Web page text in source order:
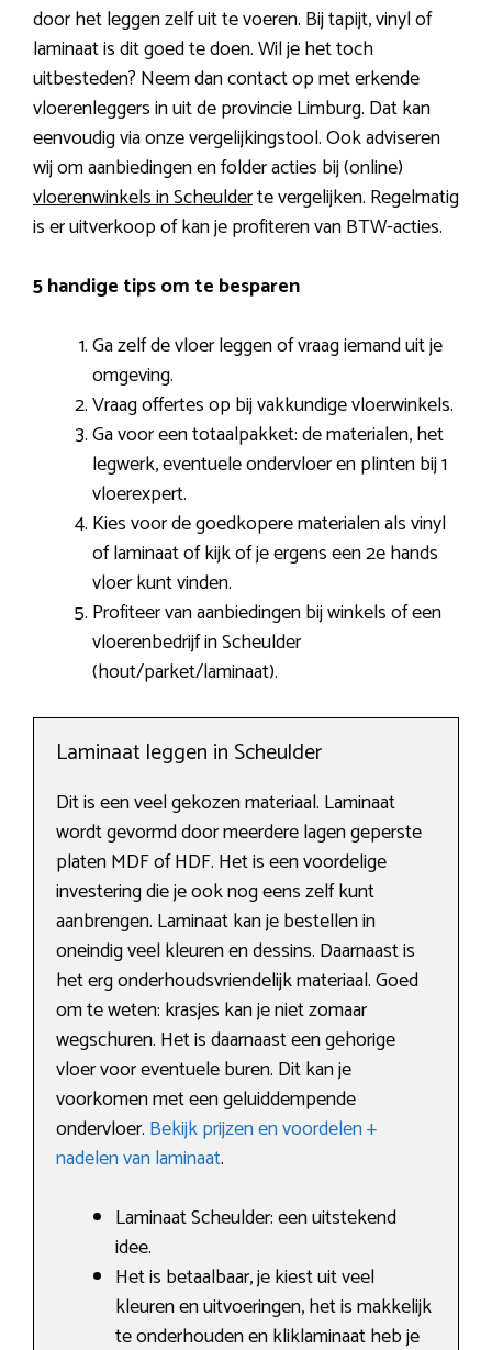
door het leggen zelf uit te voeren. Bij tapijt, vinyl of
laminaat is dit goed te doen. Wil je het toch
uitbesteden? Neem dan contact op met erkende
vloerenleggers in uit de provincie Limburg. Dat kan
eenvoudig via onze vergelijkingstool. Ook adviseren
wij om aanbiedingen en folder acties bij (online)
vloerenwinkels in Scheulderte vergelijken. Regelmatig
is er uitverkoop of kan je profiteren van BTW-acties.
5 handige tips om te besparen
Ga zelf de vloer leggen of vraag iemand uit je
omgeving.
Vraag offertes op bij vakkundige vloerwinkels.
Ga voor een totaalpakket: de materialen, het
legwerk, eventuele ondervloer en plinten bij 1
vloerexpert.
Kies voor de goedkopere materialen als vinyl
of laminaat of kijk of je ergens een 2e hands
vloer kunt vinden.
Profiteer van aanbiedingen bij winkels of een
vloerenbedrijf in Scheulder
(hout/parket/laminaat).
Laminaat leggen in Scheulder
Dit is een veel gekozen materiaal. Laminaat
wordt gevormd door meerdere lagen geperste
platen MDF of HDF. Het is een voordelige
investering die je ook nog eens zelf kunt
aanbrengen. Laminaat kan je bestellen in
oneindig veel kleuren en dessins. Daarnaast is
het erg onderhoudsvriendelijk materiaal. Goed
om te weten: krasjes kan je niet zomaar
wegschuren. Het is daarnaast een gehorige
vloer voor eventuele buren. Dit kan je
voorkomen met een geluiddempende
ondervloer. Bekijk prijzen en voordelen +
nadelen van laminaat.
Laminaat Scheulder: een uitstekend
idee.
Het is betaalbaar, je kiest uit veel
kleuren en uitvoeringen, het is makkelijk
te onderhouden en kliklaminaat heb je